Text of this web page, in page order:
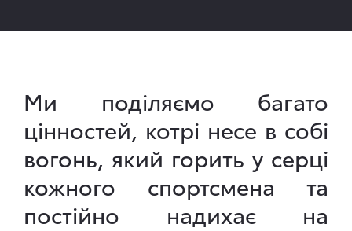
Ми поділяємо багато
цінностей, котрі несе в собі
вогонь, який горить у серці
кожного спортсмена та
постійно надихає на